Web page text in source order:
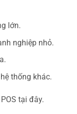
lớn.
nghiệp nhỏ.
thống khác.
tại đây.